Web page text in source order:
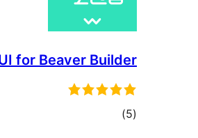
for Beaver Builder
(5 דרוגים)